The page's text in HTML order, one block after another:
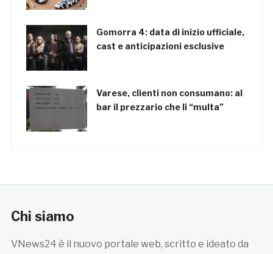
Gomorra 4: data di inizio ufficiale,
cast e anticipazioni esclusive
Varese, clienti non consumano: al
bar il prezzario che li “multa”
Chi siamo
VNews24 è il nuovo portale web, scritto e ideato da